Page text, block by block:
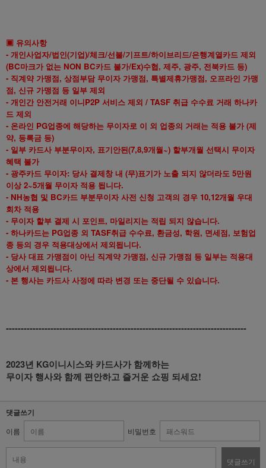
▣ 유의사항
- 개인사업자/법인(기업)/체크/선불/기프트/하이브리드/은행계열카드 제외
(BC마크가 없는 NON BC카드 불가/Ex)수협, 제주, 광주, 전북카드 등)
- 직계약 가맹점, 상점부담 무이자 가맹점, 특별제휴가맹점, 오프라인 가맹
점, 신규 가맹점 등 일부 제외
- 개인간 안전거래 이니P2P 서비스 제외 / TASF 취급 수수료 거래 하나카
드 제외
- 온라인 PG업종에 해당하는 무이자로 이 외 업종의 거래는 적용 불가 (제
약, 등록금 등)
- 일부 카드사 부분무이자, 표기안된(7,8,9개월~) 할부개월 선택시 무이자
혜택 불가
- 광주카드 무이자: 당사 결제창 내 (무)표기가 노출 되지 않더라도 5만원
이상 2~5개월 무이자 적용 됩니다.
- NH농협 및 BC카드 부분무이자 사전 신청 고객의 경우 10,12개월 우대
회차 적용
- 무이자 할부 결제 시 포인트, 마일리지는 적립 되지 않습니다.
- 하나카드는 PG업종 외 TASF취급 수수료, 환금성, 학원, 면세점, 보험업
종 등의 경우 적용대상에서 제외됩니다.
- 당사 대표 가맹점이 아닌 직계약 가맹점, 신규 가맹점 등 일부는 적용대
상에서 제외됩니다.
- 본 행사는 카드사 사정에 따라 변경 또는 중단될 수 있습니다.
---------------------------------------------------------------------------------
2023년 KG이니시스와 카드사가 함께하는
무이자 행사와 함께 편안하고 즐거운 쇼핑 되세요!
댓글쓰기
이름 비밀번호
댓글쓰기